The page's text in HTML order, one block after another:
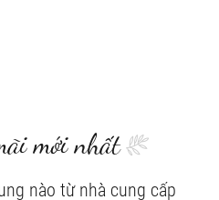
mới nhất
nào từ nhà cung cấp